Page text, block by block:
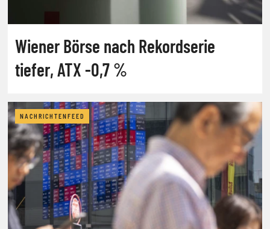
Wiener Börse nach Rekordserie
tiefer, ATX -0,7 %
NACHRICHTENFEED